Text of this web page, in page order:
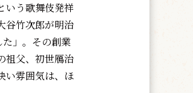
いう歌舞伎発祥
谷竹次郎が明治
」。その創業
祖父、初世鴈治
い雰囲気は、ほ